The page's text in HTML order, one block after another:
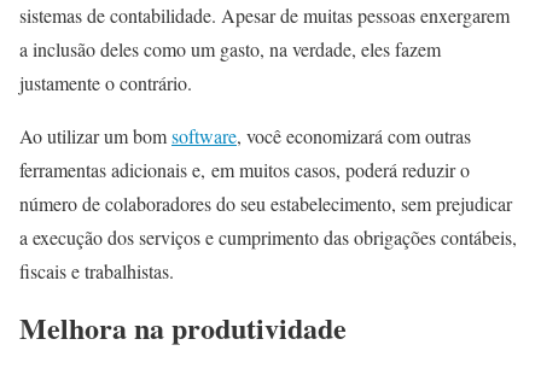
sistemas de contabilidade. Apesar de muitas pessoas enxergarem
a inclusão deles como um gasto, na verdade, eles fazem
justamente o contrário.
Ao utilizar um bomsoftware, você economizará com outras
ferramentas adicionais e, em muitos casos, poderá reduzir o
número de colaboradores do seu estabelecimento, sem prejudicar
a execução dos serviços e cumprimento das obrigações contábeis,
fiscais e trabalhistas.
Melhora na produtividade